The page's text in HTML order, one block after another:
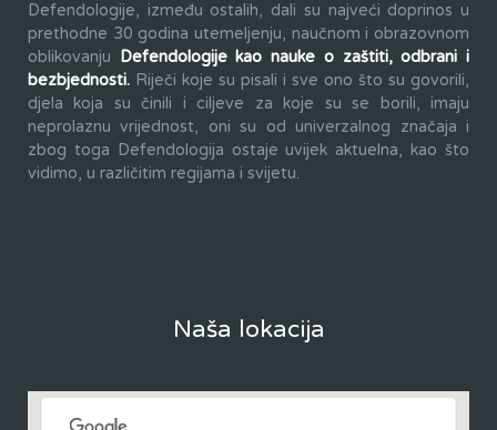
Defendologije, između ostalih, dali su najveći doprinos u
prethodne 30 godina utemeljenju, naučnom i obrazovnom
oblikovanju Defendologije kao nauke o zaštiti, odbrani i
bezbjednosti. Riječi koje su pisali i sve ono što su govorili,
djela koja su činili i ciljeve za koje su se borili, imaju
neprolaznu vrijednost, oni su od univerzalnog značaja i
zbog toga Defendologija ostaje uvijek aktuelna, kao što
vidimo, u različitim regijama i svijetu.
Naša lokacija